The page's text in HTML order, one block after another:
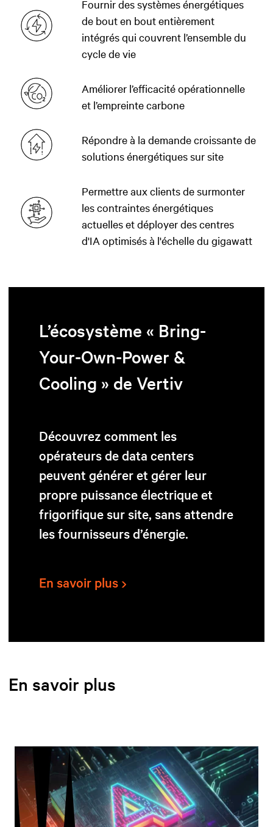
Fournir des systèmes énergétiques
de bout en bout entièrement
intégrés qui couvrent l’ensemble du
cycle de vie
Améliorer l’efficacité opérationnelle
et l’empreinte carbone
Répondre à la demande croissante de
solutions énergétiques sur site
Permettre aux clients de surmonter
les contraintes énergétiques
actuelles et déployer des centres
d'IA optimisés à l'échelle du gigawatt
L’écosystème « Bring-
Your-Own-Power &
Cooling » de Vertiv
Découvrez comment les
opérateurs de data centers
peuvent générer et gérer leur
propre puissance électrique et
frigorifique sur site, sans attendre
les fournisseurs d’énergie.
En savoir plus
En savoir plus